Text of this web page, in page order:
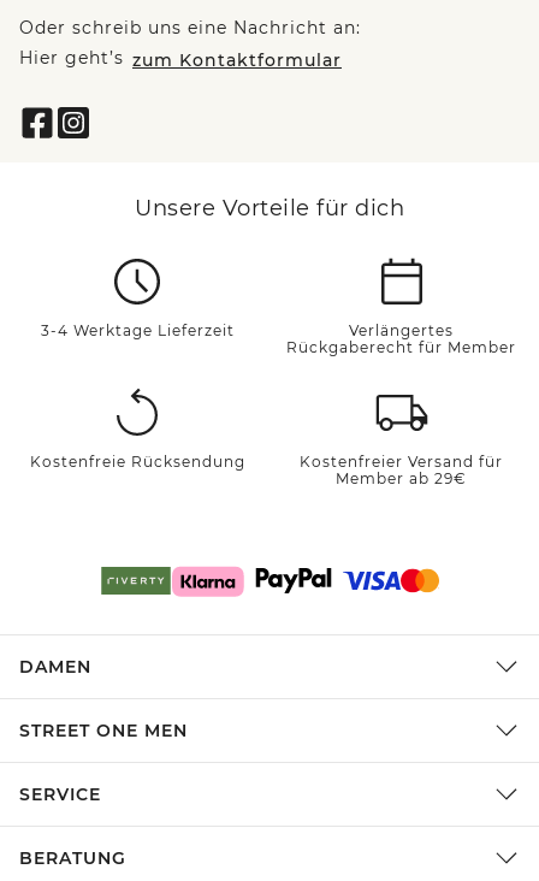
Oder schreib uns eine Nachricht an:
Hier geht’s zum Kontaktformular
Unsere Vorteile für dich
3-4 Werktage Lieferzeit
Verlängertes
Rückgaberecht für Member
Kostenfreie Rücksendung
Kostenfreier Versand für
Member ab 29€
DAMEN
STREET ONE MEN
SERVICE
BERATUNG